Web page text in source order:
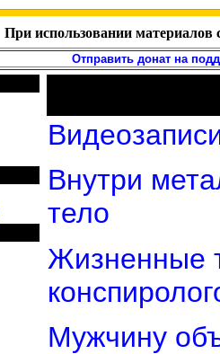
При использовании материалов
Отправить донат на
Внутри
тело
Жизненные
Мужчину